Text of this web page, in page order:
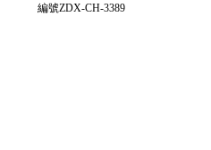
編號ZDX-CH-3389